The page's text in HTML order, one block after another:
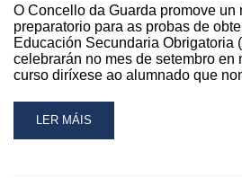
O Concello da Guarda promove un
preparatorio para as probas de
Educación Secundaria Obrigatoria
celebrarán no mes de setembro en
curso diríxese ao alumnado que
READ
MORE
LER MÁIS